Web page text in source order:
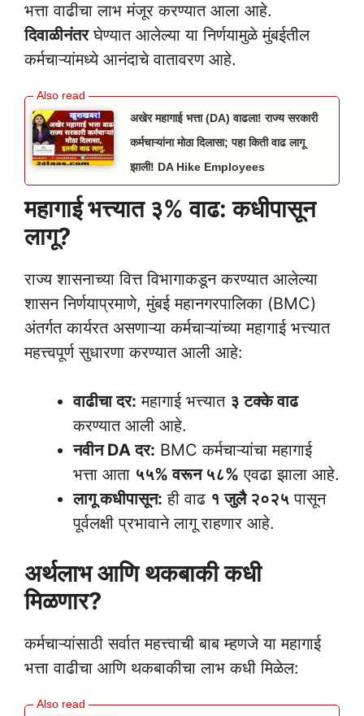
भत्ता वाढीचा लाभ मंजूर करण्यात आला आहे.
दिवाळीनंतरघेण्यात आलेल्या या निर्णयामुळे मुंबईतील
कर्मचाऱ्यांमध्ये आनंदाचे वातावरण आहे.
अखेर महागाई भत्ता (DA) वाढला! राज्य सरकारी
कर्मचाऱ्यांना मोठा दिलासा; पहा किती वाढ लागू
झाली! DA Hike Employees
महागाई भत्त्यात ३% वाढ: कधीपासून
लागू?
राज्य शासनाच्या वित्त विभागाकडून करण्यात आलेल्या
शासन निर्णयाप्रमाणे, मुंबई महानगरपालिका (BMC)
अंतर्गत कार्यरत असणाऱ्या कर्मचाऱ्यांच्या महागाई भत्त्यात
महत्त्वपूर्ण सुधारणा करण्यात आली आहे:
वाढीचा दर: महागाई भत्त्यात ३ टक्के वाढ
करण्यात आली आहे.
नवीन DA दर: BMC कर्मचाऱ्यांचा महागाई
भत्ता आता ५५% वरून ५८% एवढा झाला आहे.
लागू कधीपासून: ही वाढ १ जुलै २०२५ पासून
पूर्वलक्षी प्रभावाने लागू राहणार आहे.
अर्थलाभ आणि थकबाकी कधी
मिळणार?
कर्मचाऱ्यांसाठी सर्वात महत्त्वाची बाब म्हणजे या महागाई
भत्ता वाढीचा आणि थकबाकीचा लाभ कधी मिळेल: